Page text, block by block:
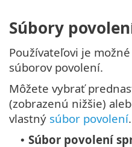
Súbory
Používateľovi je možné
súborov povolení.
Môžete vybrať
(zobrazenú nižšie)
vlastný súbor povolení.
• Súbor povolení